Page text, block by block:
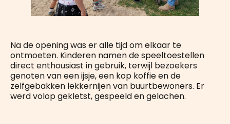
Na de opening was er alle tijd om elkaar te
ontmoeten. Kinderen namen de speeltoestellen
direct enthousiast in gebruik, terwijl bezoekers
genoten van een ijsje, een kop koffie en de
zelfgebakken lekkernijen van buurtbewoners. Er
werd volop gekletst, gespeeld en gelachen.